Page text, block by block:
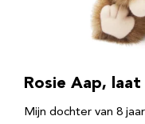
Rosie Aap,
Mijn dochter van 8